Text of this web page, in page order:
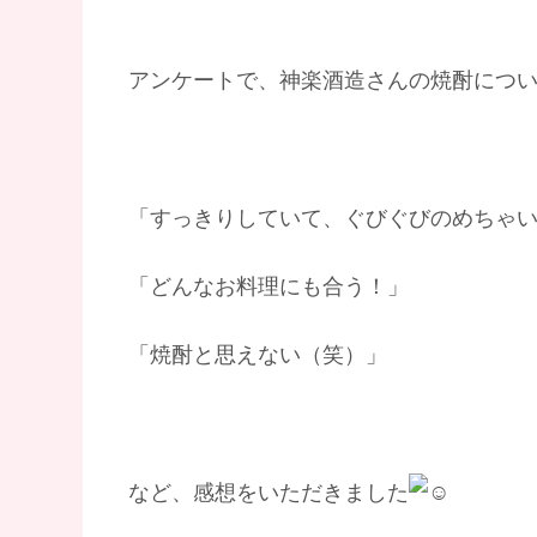
アンケートで、神楽酒造さんの焼酎につい
「すっきりしていて、ぐびぐびのめちゃい
「どんなお料理にも合う！」
「焼酎と思えない（笑）」
など、感想をいただきました